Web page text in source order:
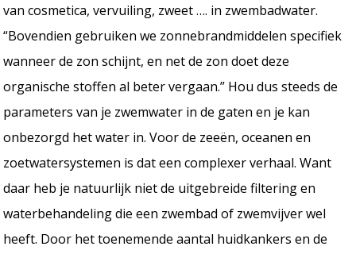
van cosmetica, vervuiling, zweet …. in zwembadwater.
“Bovendien gebruiken we zonnebrandmiddelen specifiek
wanneer de zon schijnt, en net de zon doet deze
organische stoffen al beter vergaan.” Hou dus steeds de
parameters van je zwemwater in de gaten en je kan
onbezorgd het water in. Voor de zeeën, oceanen en
zoetwatersystemen is dat een complexer verhaal. Want
daar heb je natuurlijk niet de uitgebreide filtering en
waterbehandeling die een zwembad of zwemvijver wel
heeft. Door het toenemende aantal huidkankers en de